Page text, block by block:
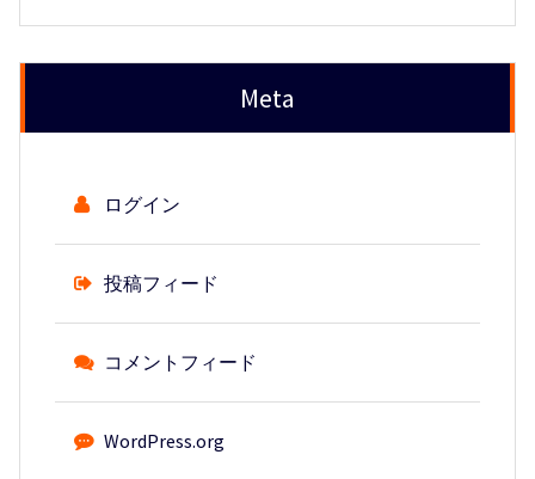
Meta
ログイン
投稿フィード
コメントフィード
WordPress.org